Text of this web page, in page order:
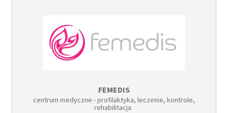
FEMEDIS
centrum medyczne - profilaktyka, leczenie, kontrole,
rehabilitacja